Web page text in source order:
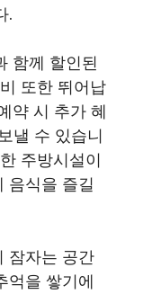
.
함께 할인된
또한 뛰어납
약 시 추가 혜
낼 수 있습니
주방시설이
음식을 즐길
잠자는 공간
억을 쌓기에